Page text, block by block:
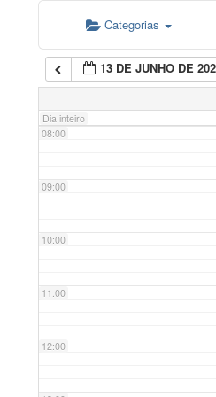
Categorias
13 DE JUNHO DE
Dia inteiro
07:00
08:00
09:00
10:00
11:00
12:00